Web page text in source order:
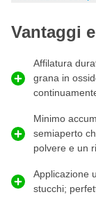
l'aspirazione della
abrasiva.
Quando
vernici,smalti,
legno,MDF,
alla grana fine,
essere utilizzati per:
Vantaggi
Affilatura
grana in
Minimo
semiaperto
polvere e un
Applicazione
stucchi;